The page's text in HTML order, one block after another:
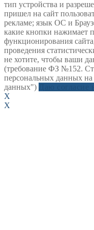
тип устройства и
пришел на сайт
рекламе; язык ОС и
какие кнопки нажимает
функционирования
проведения
не хотите, чтобы ваши
(требование ФЗ №152.
персональных данных на
данных")
X
X